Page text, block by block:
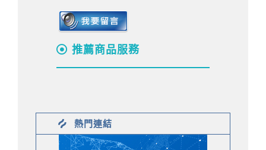
推薦商品服務
熱門連結